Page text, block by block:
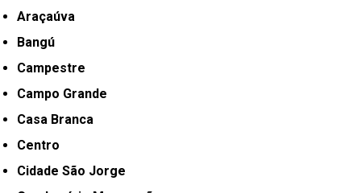
Araçaúva
Bangú
Campestre
Campo Grande
Casa Branca
Centro
Cidade São Jorge